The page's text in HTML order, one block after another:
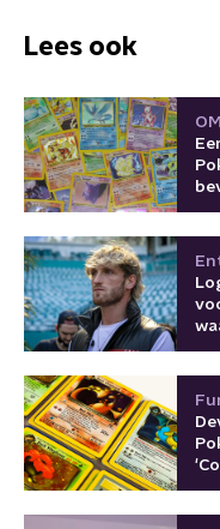
Lees ook